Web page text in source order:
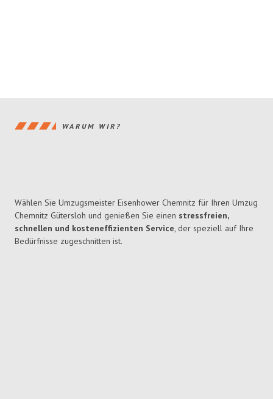
WARUM WIR?
Wählen Sie Umzugsmeister Eisenhower Chemnitz für Ihren Umzug
Chemnitz Gütersloh und genießen Sie einen stressfreien,
schnellen und kosteneffizienten Service, der speziell auf Ihre
Bedürfnisse zugeschnitten ist.